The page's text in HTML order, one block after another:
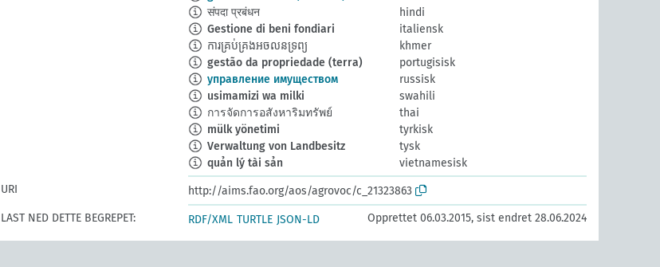
संपदा प्रबंधन
hindi
Gestione di beni fondiari
italiensk
ការគ្រប់គ្រងអចលនទ្រព្យ
khmer
gestão da propriedade (terra)
portugisisk
управление имуществом
russisk
usimamizi wa milki
swahili
การจัดการอสังหาริมทรัพย์
thai
mülk yönetimi
tyrkisk
Verwaltung von Landbesitz
tysk
quản lý tài sản
vietnamesisk
URI
http://aims.fao.org/aos/agrovoc/c_21323863
LAST NED DETTE BEGREPET:
RDF/XML TURTLE JSON-LD Opprettet 06.03.2015, sist endret 28.06.2024